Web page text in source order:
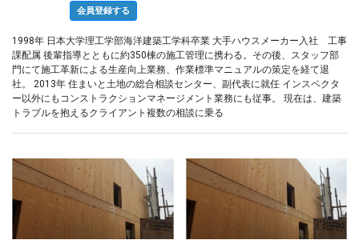
会員登録する
1998年 日本大学理工学部海洋建築工学科卒業 大手ハウスメーカー入社 工事
課配属 後輩指導とともに約350棟の施工管理に携わる。その後、スタッフ部
門にて施工革新による生産向上業務、作業標準マニュアルの策定を経て退
社。 2013年 住まいと土地の総合相談センター、副代表に就任 インスペクタ
ー以外にもコンストラクションマネージメント業務にも従事。 現在は、建築
トラブルを抱えるクライアント複数の相談に乗る